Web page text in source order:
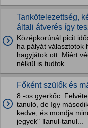
Tankötelezettség,
általi átverés így
Középkorúnál picit
ha pályát választotok
hagyjátok ott. Miért
nélkül is tudtok...
Főként szülők és
8.-os gyerkőc.
tanuló, de így
kedve, és mondja
jegyek" Tanul-tanul...